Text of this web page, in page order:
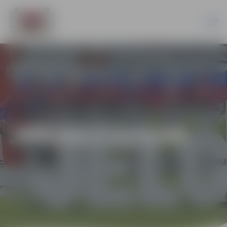
JPD2017/115/AK